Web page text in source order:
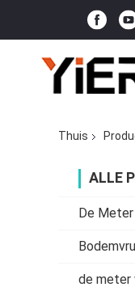
Thuis
ALLE
De
de meter